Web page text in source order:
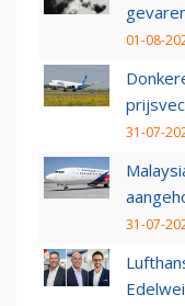
01-08-
31-07-
31-07-